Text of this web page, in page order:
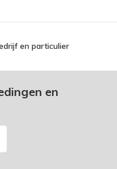
en particulier
en